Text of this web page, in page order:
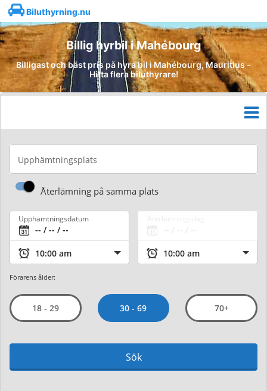
Biluthyrning.nu
Billig hyrbil i Mahébourg
Billigast och bäst pris på hyra bil i Mahébourg, Mauritius -
Hitta flera biluthyrare!
Upphämtningsplats
Återlämning på samma plats
Upphämtningsdatum
Förarens ålder:
18 - 29 30 - 69 70+
Sök